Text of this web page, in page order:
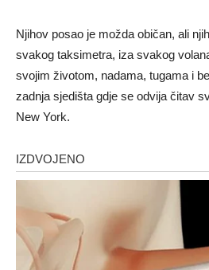
Njihov posao je možda običan, ali
svakog taksimetra, iza svakog
svojim životom, nadama, tugama i
zadnja sjedišta gdje se odvija čitav
New York.